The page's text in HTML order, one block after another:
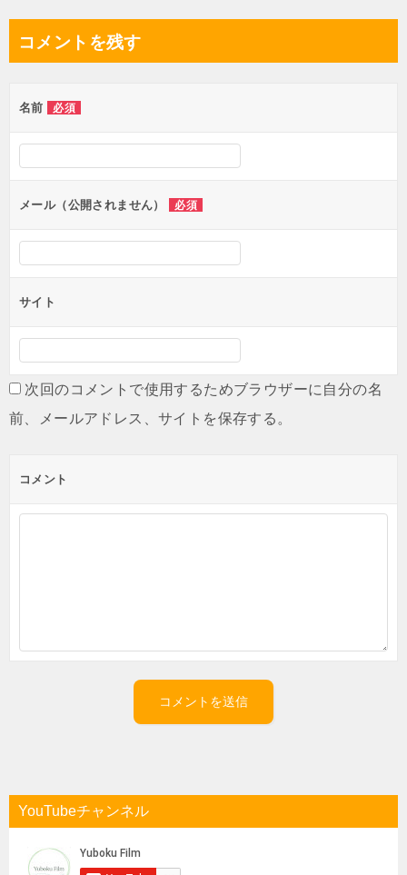
ビ
ー
シ
ョ
ン
コメントを残す
名前 必須
メール（公開されません） 必須
サイト
次回のコメントで使用するためブラウザーに自分の名
前、メールアドレス、サイトを保存する。
コメント
YouTubeチャンネル